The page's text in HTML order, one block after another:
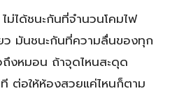
ม่ได้ชนะกันที่จำนวนโคมไฟ
ว มันชนะกันที่ความลื่นของทุก
งหมอน ถ้าจุดไหนสะดุด
ต่อให้ห้องสวยแค่ไหนก็ตาม